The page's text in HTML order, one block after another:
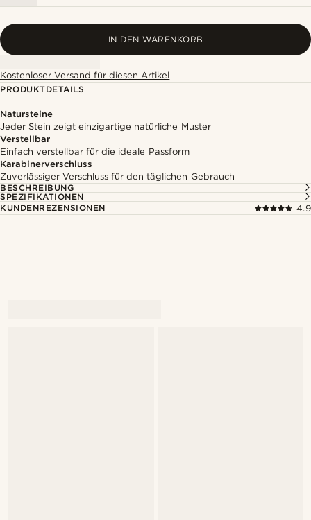
IN DEN WARENKORB
Kostenloser Versand für diesen Artikel
PRODUKTDETAILS
Natursteine
Jeder Stein zeigt einzigartige natürliche Muster
Verstellbar
Einfach verstellbar für die ideale Passform
Karabinerverschluss
Zuverlässiger Verschluss für den täglichen Gebrauch
BESCHREIBUNG
SPEZIFIKATIONEN
KUNDENREZENSIONEN
4.9